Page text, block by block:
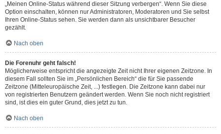
„Meinen Online-Status während dieser Sitzung verbergen“. Wenn Sie diese
Option einschalten, können nur Administratoren, Moderatoren und Sie selbst
Ihren Online-Status sehen. Sie werden dann als unsichtbarer Besucher
gezählt.
Nach oben
Die Forenuhr geht falsch!
Möglicherweise entspricht die angezeigte Zeit nicht Ihrer eigenen Zeitzone. In
diesem Fall sollten Sie im „Persönlichen Bereich“ die für Sie passende
Zeitzone (Mitteleuropäische Zeit, ...) festlegen. Die Zeitzone kann dabei nur
von registrierten Benutzern geändert werden. Wenn Sie noch nicht registriert
sind, ist dies ein guter Grund, dies jetzt zu tun.
Nach oben